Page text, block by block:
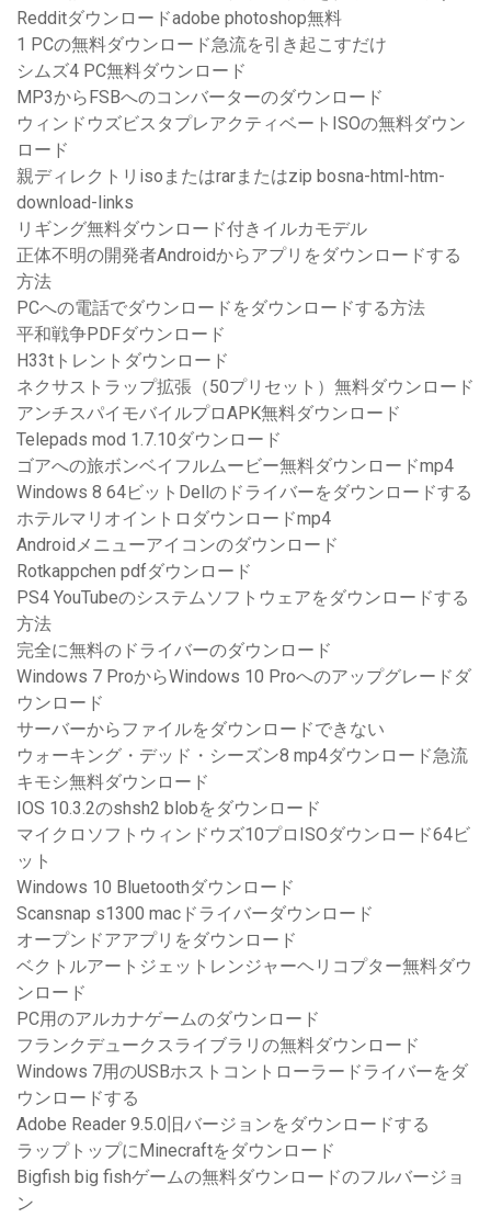
Redditダウンロードadobe photoshop無料
1 PCの無料ダウンロード急流を引き起こすだけ
シムズ4 PC無料ダウンロード
MP3からFSBへのコンバーターのダウンロード
ウィンドウズビスタプレアクティベートISOの無料ダウン
ロード
親ディレクトリisoまたはrarまたはzip bosna-html-htm-
download-links
リギング無料ダウンロード付きイルカモデル
正体不明の開発者Androidからアプリをダウンロードする
方法
PCへの電話でダウンロードをダウンロードする方法
平和戦争PDFダウンロード
H33tトレントダウンロード
ネクサストラップ拡張（50プリセット）無料ダウンロード
アンチスパイモバイルプロAPK無料ダウンロード
Telepads mod 1.7.10ダウンロード
ゴアへの旅ボンベイフルムービー無料ダウンロードmp4
Windows 8 64ビットDellのドライバーをダウンロードする
ホテルマリオイントロダウンロードmp4
Androidメニューアイコンのダウンロード
Rotkappchen pdfダウンロード
PS4 YouTubeのシステムソフトウェアをダウンロードする
方法
完全に無料のドライバーのダウンロード
Windows 7 ProからWindows 10 Proへのアップグレードダ
ウンロード
サーバーからファイルをダウンロードできない
ウォーキング・デッド・シーズン8 mp4ダウンロード急流
キモシ無料ダウンロード
IOS 10.3.2のshsh2 blobをダウンロード
マイクロソフトウィンドウズ10プロISOダウンロード64ビ
ット
Windows 10 Bluetoothダウンロード
Scansnap s1300 macドライバーダウンロード
オープンドアアプリをダウンロード
ベクトルアートジェットレンジャーヘリコプター無料ダウ
ンロード
PC用のアルカナゲームのダウンロード
フランクデュークスライブラリの無料ダウンロード
Windows 7用のUSBホストコントローラードライバーをダ
ウンロードする
Adobe Reader 9.5.0旧バージョンをダウンロードする
ラップトップにMinecraftをダウンロード
Bigfish big fishゲームの無料ダウンロードのフルバージョ
ン